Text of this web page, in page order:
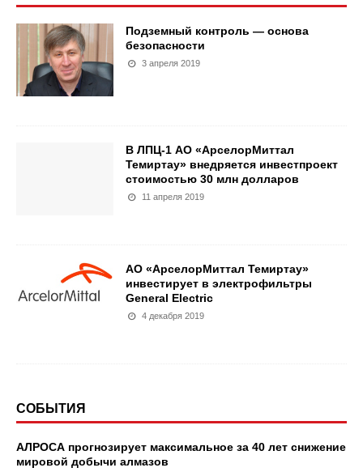
Подземный контроль — основа
безопасности
3 апреля 2019
В ЛПЦ-1 АО «АрселорМиттал
Темиртау» внедряется инвестпроект
стоимостью 30 млн долларов
11 апреля 2019
АО «АрселорМиттал Темиртау»
инвестирует в электрофильтры
General Electric
4 декабря 2019
СОБЫТИЯ
АЛРОСА прогнозирует максимальное за 40 лет снижение
мировой добычи алмазов